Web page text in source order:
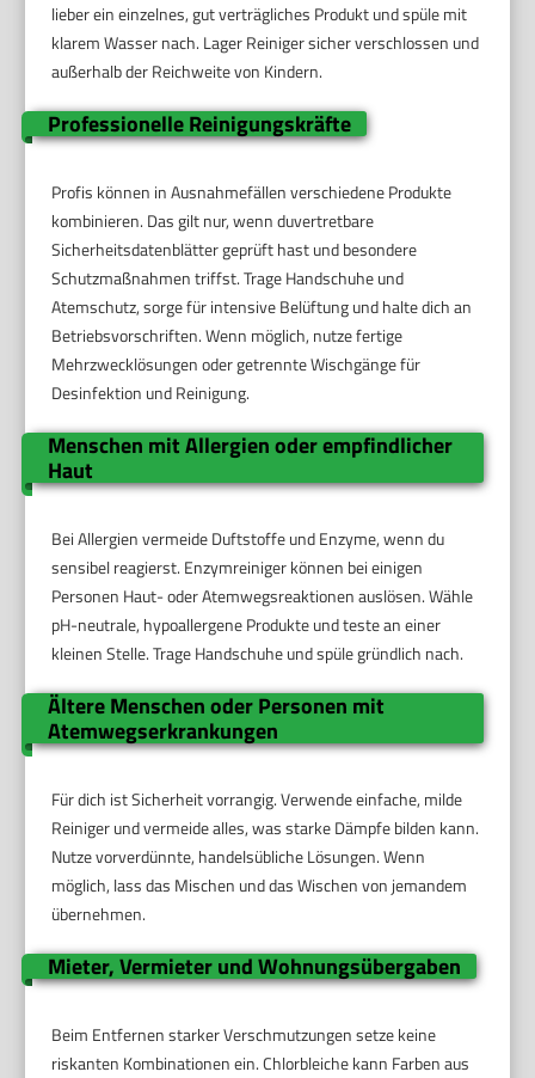
lieber ein einzelnes, gut verträgliches Produkt und spüle mit
klarem Wasser nach. Lager Reiniger sicher verschlossen und
außerhalb der Reichweite von Kindern.
Professionelle Reinigungskräfte
Profis können in Ausnahmefällen verschiedene Produkte
kombinieren. Das gilt nur, wenn duvertretbare
Sicherheitsdatenblätter geprüft hast und besondere
Schutzmaßnahmen triffst. Trage Handschuhe und
Atemschutz, sorge für intensive Belüftung und halte dich an
Betriebsvorschriften. Wenn möglich, nutze fertige
Mehrzwecklösungen oder getrennte Wischgänge für
Desinfektion und Reinigung.
Menschen mit Allergien oder empfindlicher
Haut
Bei Allergien vermeide Duftstoffe und Enzyme, wenn du
sensibel reagierst. Enzymreiniger können bei einigen
Personen Haut- oder Atemwegsreaktionen auslösen. Wähle
pH-neutrale, hypoallergene Produkte und teste an einer
kleinen Stelle. Trage Handschuhe und spüle gründlich nach.
Ältere Menschen oder Personen mit
Atemwegserkrankungen
Für dich ist Sicherheit vorrangig. Verwende einfache, milde
Reiniger und vermeide alles, was starke Dämpfe bilden kann.
Nutze vorverdünnte, handelsübliche Lösungen. Wenn
möglich, lass das Mischen und das Wischen von jemandem
übernehmen.
Mieter, Vermieter und Wohnungsübergaben
Beim Entfernen starker Verschmutzungen setze keine
riskanten Kombinationen ein. Chlorbleiche kann Farben aus